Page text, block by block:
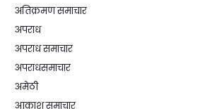
अतिक्रमण समाचार
अपराध
अपराध समाचार
अपराधसमाचार
अमेठी
आकाश समाचार